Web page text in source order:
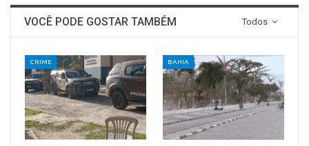
Todos
VOCÊ PODE GOSTAR TAMBÉM
CRIME BAHIA